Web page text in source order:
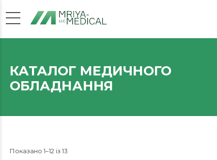
КАТАЛОГ МЕДИЧНОГО
ОБЛАДНАННЯ
Показано 1–12 із 13